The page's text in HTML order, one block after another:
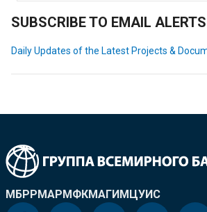
SUBSCRIBE TO EMAIL ALERTS
Daily Updates of the Latest Projects &
МБРРМАРМФКМАГИМЦУИС